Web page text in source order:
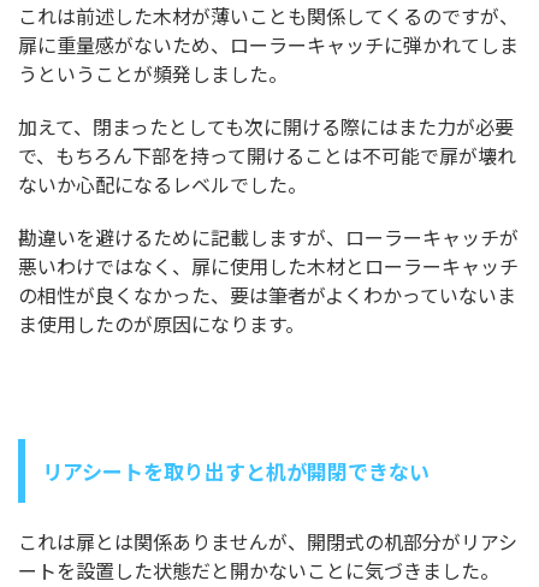
これは前述した木材が薄いことも関係してくるのですが、
扉に重量感がないため、ローラーキャッチに弾かれてしま
うということが頻発しました。
加えて、閉まったとしても次に開ける際にはまた力が必要
で、もちろん下部を持って開けることは不可能で扉が壊れ
ないか心配になるレベルでした。
勘違いを避けるために記載しますが、ローラーキャッチが
悪いわけではなく、扉に使用した木材とローラーキャッチ
の相性が良くなかった、要は筆者がよくわかっていないま
ま使用したのが原因になります。
リアシートを取り出すと机が開閉できない
これは扉とは関係ありませんが、開閉式の机部分がリアシ
ートを設置した状態だと開かないことに気づきました。